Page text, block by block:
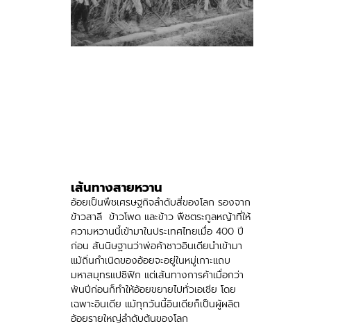
เส้นทางสายหวาน
อ้อยเป็นพืชเศรษฐกิจลำดับสี่ของโลก รองจาก
ข้าวสาลี ข้าวโพด และข้าว พืชตระกูลหญ้าที่ให้
ความหวานนี้เข้ามาในประเทศไทยเมื่อ 400 ปี
ก่อน สันนิษฐานว่าพ่อค้าชาวอินเดียนำเข้ามา
แม้ถิ่นกำเนิดของอ้อยจะอยู่ในหมู่เกาะแถบ
มหาสมุทรแปซิฟิก แต่เส้นทางการค้าเมื่อกว่า
พันปีก่อนก็ทำให้อ้อยขยายไปทั่วเอเชีย โดย
เฉพาะอินเดีย แม้ทุกวันนี้อินเดียก็เป็นผู้ผลิต
อ้อยรายใหญ่ลำดับต้นของโลก